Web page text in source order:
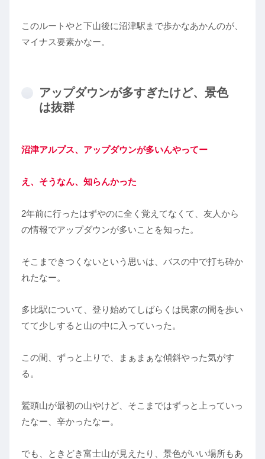
このルートやと下山後に沼津駅まで歩かなあかんのが、
マイナス要素かなー。
アップダウンが多すぎたけど、景色
は抜群
沼津アルプス、アップダウンが多いんやってー
え、そうなん、知らんかった
2年前に行ったはずやのに全く覚えてなくて、友人から
の情報でアップダウンが多いことを知った。
そこまできつくないという思いは、バスの中で打ち砕か
れたなー。
多比駅について、登り始めてしばらくは民家の間を歩い
てて少しすると山の中に入っていった。
この間、ずっと上りで、まぁまぁな傾斜やった気がす
る。
鷲頭山が最初の山やけど、そこまではずっと上っていっ
たなー、辛かったなー。
でも、ときどき富士山が見えたり、景色がいい場所もあ